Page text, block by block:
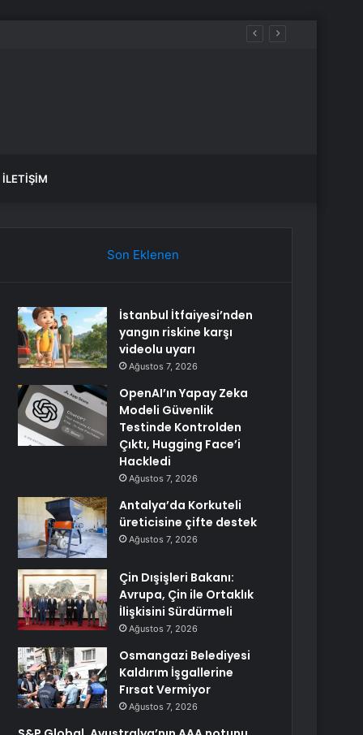
İLETIŞIM
Son Eklenen
İstanbul İtfaiyesi’nden
yangın riskine karşı
videolu uyarı
Ağustos 7, 2026
OpenAI’ın Yapay Zeka
Modeli Güvenlik
Testinde Kontrolden
Çıktı, Hugging Face’i
Hackledi
Ağustos 7, 2026
Antalya’da Korkuteli
üreticisine çifte destek
Ağustos 7, 2026
Çin Dışişleri Bakanı:
Avrupa, Çin ile Ortaklık
İlişkisini Sürdürmeli
Ağustos 7, 2026
Osmangazi Belediyesi
Kaldırım İşgallerine
Fırsat Vermiyor
Ağustos 7, 2026